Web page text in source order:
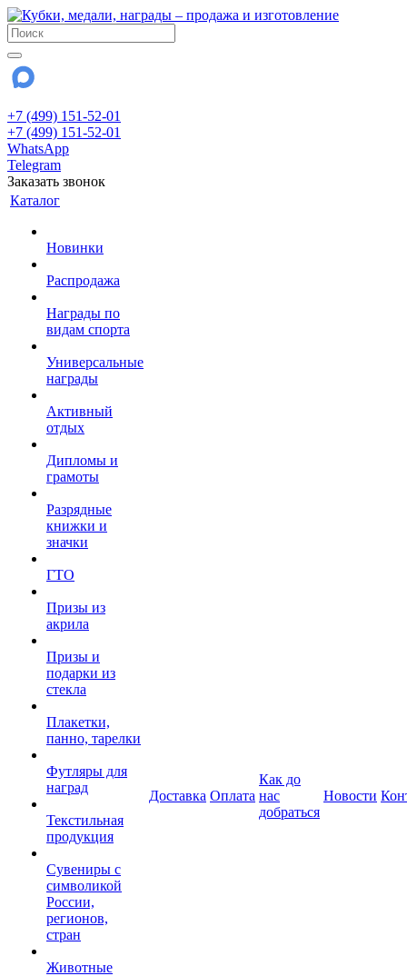
+7 (499) 151-52-01
+7 (499) 151-52-01
WhatsApp
Telegram
Заказать звонок
Каталог
Новинки
Распродажа
Награды по
видам спорта
Универсальные
награды
Активный
отдых
Дипломы и
грамоты
Разрядные
книжки и
значки
ГТО
Призы из
акрила
Призы и
подарки из
стекла
Плакетки,
панно, тарелки
Футляры для
наград
Текстильная
продукция
Сувениры с
символикой
России,
регионов,
стран
Животные
Доставка Оплата
Как до
нас
добраться
Новости